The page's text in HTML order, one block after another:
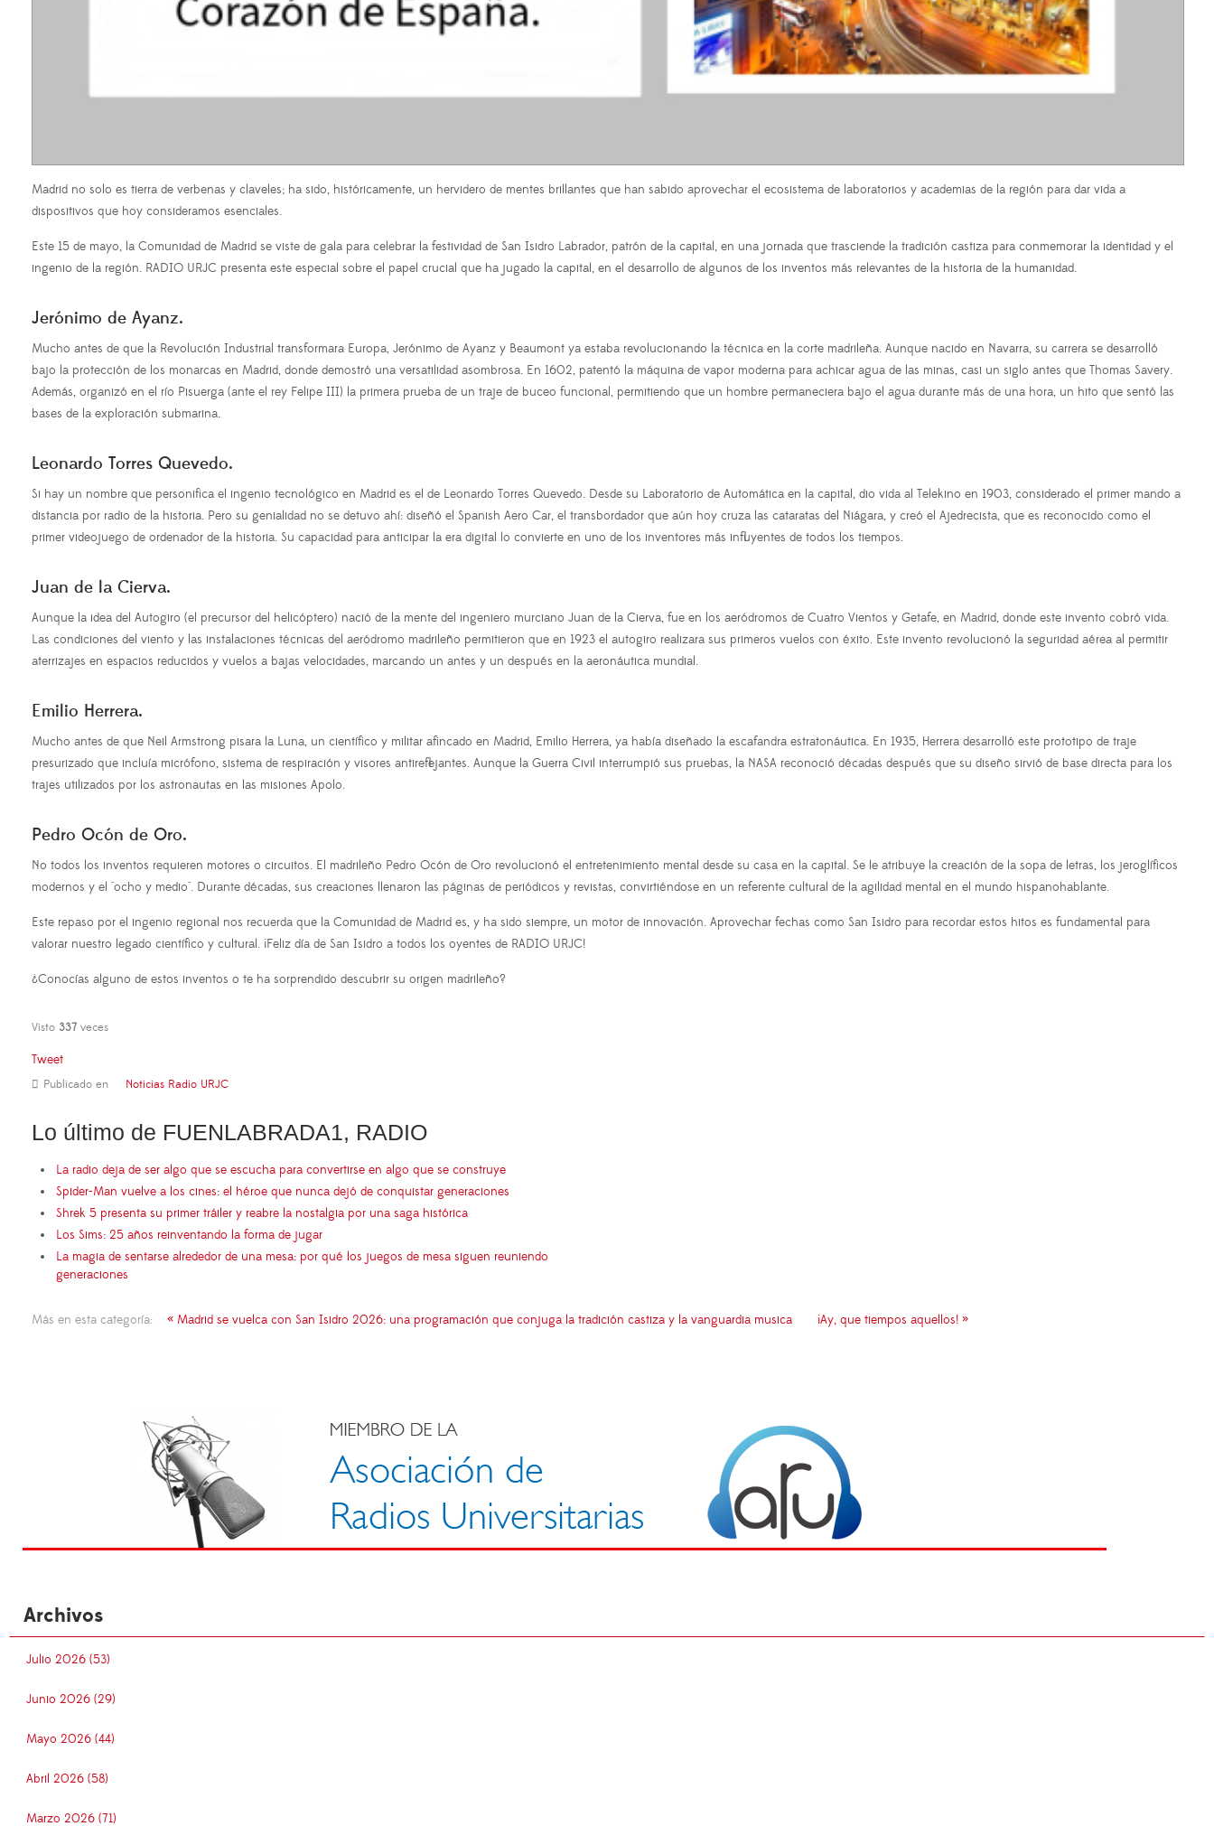
Madrid no solo es tierra de verbenas y claveles; ha sido, históricamente, un hervidero de mentes brillantes que han sabido aprovechar el ecosistema de laboratorios y academias de la región para dar vida a
dispositivos que hoy consideramos esenciales.
Este 15 de mayo, la Comunidad de Madrid se viste de gala para celebrar la festividad de San Isidro Labrador, patrón de la capital, en una jornada que trasciende la tradición castiza para conmemorar la identidad y el
ingenio de la región. RADIO URJC presenta este especial sobre el papel crucial que ha jugado la capital, en el desarrollo de algunos de los inventos más relevantes de la historia de la humanidad.
Jerónimo de Ayanz.
Mucho antes de que la Revolución Industrial transformara Europa, Jerónimo de Ayanz y Beaumont ya estaba revolucionando la técnica en la corte madrileña. Aunque nacido en Navarra, su carrera se desarrolló
bajo la protección de los monarcas en Madrid, donde demostró una versatilidad asombrosa. En 1602, patentó la máquina de vapor moderna para achicar agua de las minas, casi un siglo antes que Thomas Savery.
Además, organizó en el río Pisuerga (ante el rey Felipe III) la primera prueba de un traje de buceo funcional, permitiendo que un hombre permaneciera bajo el agua durante más de una hora, un hito que sentó las
bases de la exploración submarina.
Leonardo Torres Quevedo.
Si hay un nombre que personifica el ingenio tecnológico en Madrid es el de Leonardo Torres Quevedo. Desde su Laboratorio de Automática en la capital, dio vida al Telekino en 1903, considerado el primer mando a
distancia por radio de la historia. Pero su genialidad no se detuvo ahí: diseñó el Spanish Aero Car, el transbordador que aún hoy cruza las cataratas del Niágara, y creó el Ajedrecista, que es reconocido como el
primer videojuego de ordenador de la historia. Su capacidad para anticipar la era digital lo convierte en uno de los inventores más influyentes de todos los tiempos.
Juan de la Cierva.
Aunque la idea del Autogiro (el precursor del helicóptero) nació de la mente del ingeniero murciano Juan de la Cierva, fue en los aeródromos de Cuatro Vientos y Getafe, en Madrid, donde este invento cobró vida.
Las condiciones del viento y las instalaciones técnicas del aeródromo madrileño permitieron que en 1923 el autogiro realizara sus primeros vuelos con éxito. Este invento revolucionó la seguridad aérea al permitir
aterrizajes en espacios reducidos y vuelos a bajas velocidades, marcando un antes y un después en la aeronáutica mundial.
Emilio Herrera.
Mucho antes de que Neil Armstrong pisara la Luna, un científico y militar afincado en Madrid, Emilio Herrera, ya había diseñado la escafandra estratonáutica. En 1935, Herrera desarrolló este prototipo de traje
presurizado que incluía micrófono, sistema de respiración y visores antireflejantes. Aunque la Guerra Civil interrumpió sus pruebas, la NASA reconoció décadas después que su diseño sirvió de base directa para los
trajes utilizados por los astronautas en las misiones Apolo.
Pedro Ocón de Oro.
No todos los inventos requieren motores o circuitos. El madrileño Pedro Ocón de Oro revolucionó el entretenimiento mental desde su casa en la capital. Se le atribuye la creación de la sopa de letras, los jeroglíficos
modernos y el "ocho y medio". Durante décadas, sus creaciones llenaron las páginas de periódicos y revistas, convirtiéndose en un referente cultural de la agilidad mental en el mundo hispanohablante.
Este repaso por el ingenio regional nos recuerda que la Comunidad de Madrid es, y ha sido siempre, un motor de innovación. Aprovechar fechas como San Isidro para recordar estos hitos es fundamental para
valorar nuestro legado científico y cultural. ¡Feliz día de San Isidro a todos los oyentes de RADIO URJC!
¿Conocías alguno de estos inventos o te ha sorprendido descubrir su origen madrileño?
Visto 337 veces
Tweet
Publicado en Noticias Radio URJC
Lo último de FUENLABRADA1, RADIO
La radio deja de ser algo que se escucha para convertirse en algo que se construye
Spider-Man vuelve a los cines: el héroe que nunca dejó de conquistar generaciones
Shrek 5 presenta su primer tráiler y reabre la nostalgia por una saga histórica
Los Sims: 25 años reinventando la forma de jugar
La magia de sentarse alrededor de una mesa: por qué los juegos de mesa siguen reuniendo
generaciones
Más en esta categoría: « Madrid se vuelca con San Isidro 2026: una programación que conjuga la tradición castiza y la vanguardia musica ¡Ay, que tiempos aquellos! »
Archivos
Julio 2026 (53)
Junio 2026 (29)
Mayo 2026 (44)
Abril 2026 (58)
Marzo 2026 (71)